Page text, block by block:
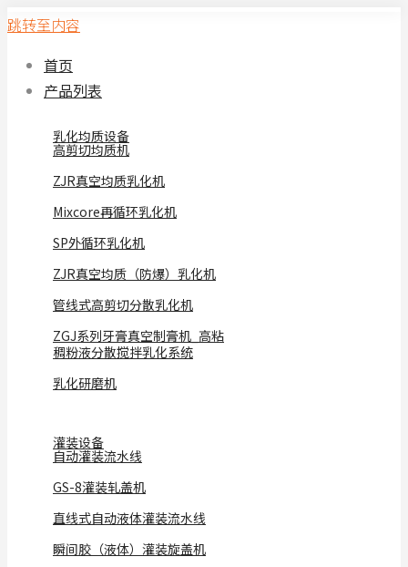
跳转至内容
首页
产品列表
乳化均质设备
高剪切均质机
ZJR真空均质乳化机
Mixcore再循环乳化机
SP外循环乳化机
ZJR真空均质（防爆）乳化机
管线式高剪切分散乳化机
ZGJ系列牙膏真空制膏机_高粘
稠粉液分散搅拌乳化系统
乳化研磨机
灌装设备
自动灌装流水线
GS-8灌装轧盖机
直线式自动液体灌装流水线
瞬间胶（液体）灌装旋盖机